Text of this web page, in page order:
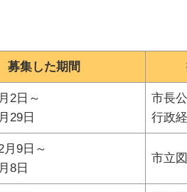
募集した期間
2日～
29日
市長
行政
月9日～
8日
市立